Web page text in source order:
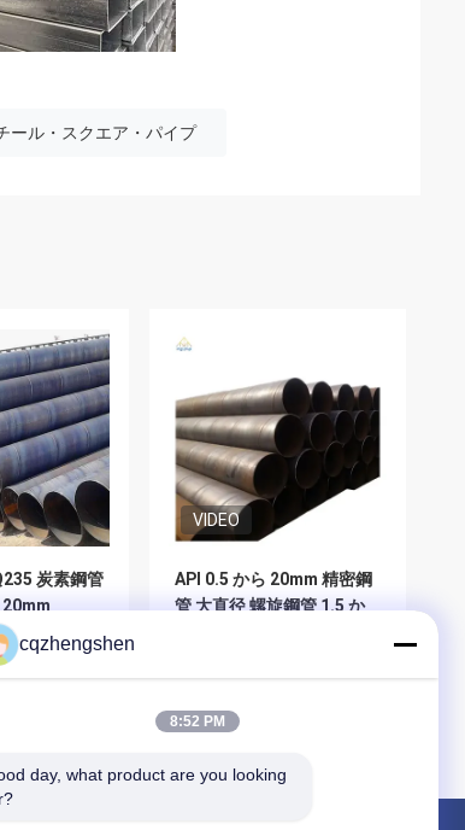
ール・スクエア・パイプ
炭素鋼管
イス
VIDEO
API 0.5 から 20mm 精密鋼
管 大直径 螺旋鋼管 1.5 か
cqzhengshen
8:52 PM
day, what product are you looking